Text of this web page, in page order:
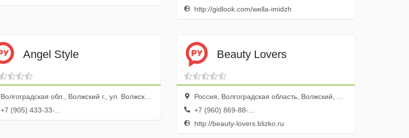
http://gidlook.com/wella-imidzh
Angel Style
Волгоградская обл., Волжский г., ул. Волжской Военной Флотилии, 80а
+7 (905) 433-33-...
Beauty Lovers
Россия, Волгоградская область, Волжский, проспект Ленина, 32
+7 (960) 869-88-...
http://beauty-lovers.blizko.ru